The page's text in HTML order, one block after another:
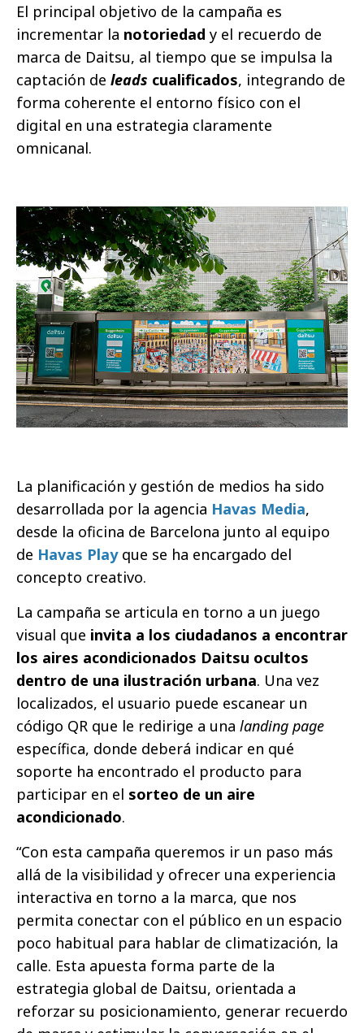
El principal objetivo de la campaña es
incrementar la notoriedad y el recuerdo de
marca de Daitsu, al tiempo que se impulsa la
captación de leads cualificados, integrando de
forma coherente el entorno físico con el
digital en una estrategia claramente
omnicanal.
La planificación y gestión de medios ha sido
desarrollada por la agencia Havas Media,
desde la oficina de Barcelona junto al equipo
de Havas Playque se ha encargado del
concepto creativo.
La campaña se articula en torno a un juego
visual que invita a los ciudadanos a encontrar
los aires acondicionados Daitsu ocultos
dentro de una ilustración urbana. Una vez
localizados, el usuario puede escanear un
código QR que le redirige a una landing page
específica, donde deberá indicar en qué
soporte ha encontrado el producto para
participar en el sorteo de un aire
acondicionado.
“Con esta campaña queremos ir un paso más
allá de la visibilidad y ofrecer una experiencia
interactiva en torno a la marca, que nos
permita conectar con el público en un espacio
poco habitual para hablar de climatización, la
calle. Esta apuesta forma parte de la
estrategia global de Daitsu, orientada a
reforzar su posicionamiento, generar recuerdo